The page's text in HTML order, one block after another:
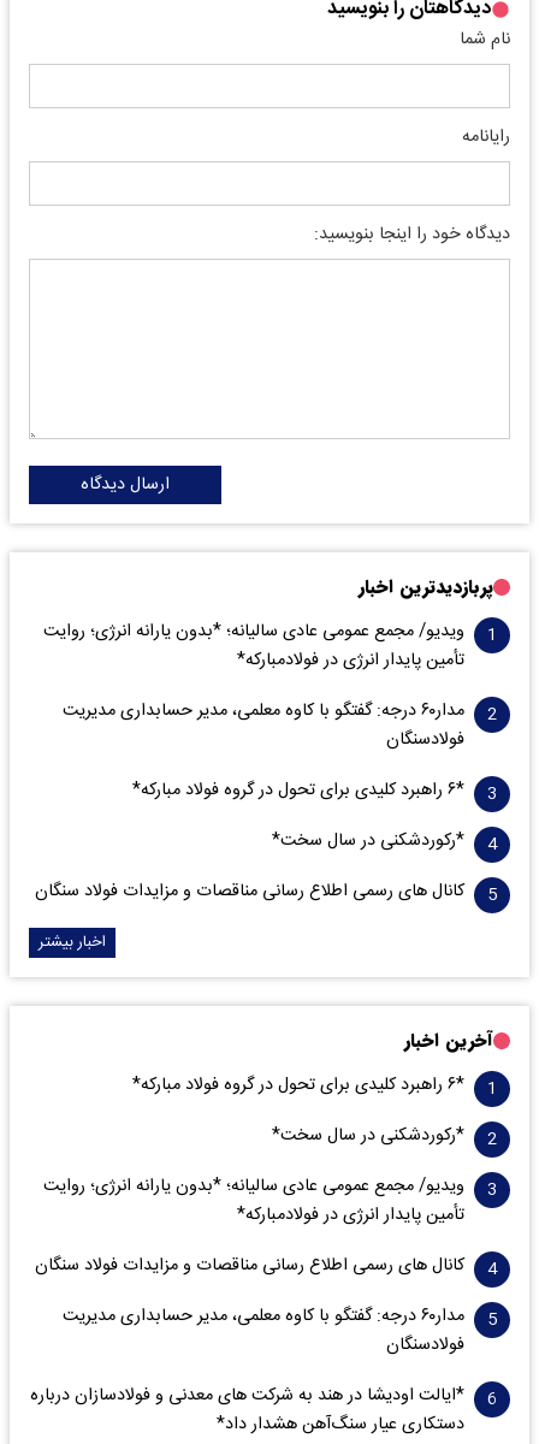
دیدگاهتان را بنویسید
نام شما
رایانامه
دیدگاه خود را اینجا بنویسید:
ارسال دیدگاه
پربازدیدترین اخبار
ویدیو/ مجمع عمومی عادی سالیانه؛ *بدون یارانه انرژی؛ روایت
تأمین پایدار انرژی در فولادمبارکه*
مدار‌۶٠ درجه: گفتگو با کاوه معلمی، مدیر حسابداری مدیریت
فولادسنگان
*۶ راهبرد کلیدی برای تحول در گروه فولاد مبارکه*
*رکوردشکنی در سال سخت*
کانال های رسمی اطلاع رسانی مناقصات و مزایدات فولاد سنگان
اخبار بیشتر
آخرین اخبار
*۶ راهبرد کلیدی برای تحول در گروه فولاد مبارکه*
*رکوردشکنی در سال سخت*
ویدیو/ مجمع عمومی عادی سالیانه؛ *بدون یارانه انرژی؛ روایت
تأمین پایدار انرژی در فولادمبارکه*
کانال های رسمی اطلاع رسانی مناقصات و مزایدات فولاد سنگان
مدار‌۶٠ درجه: گفتگو با کاوه معلمی، مدیر حسابداری مدیریت
فولادسنگان
*ایالت اودیشا در هند به شرکت های معدنی و فولادسازان درباره
دستکاری عیار سنگ‌آهن هشدار داد*